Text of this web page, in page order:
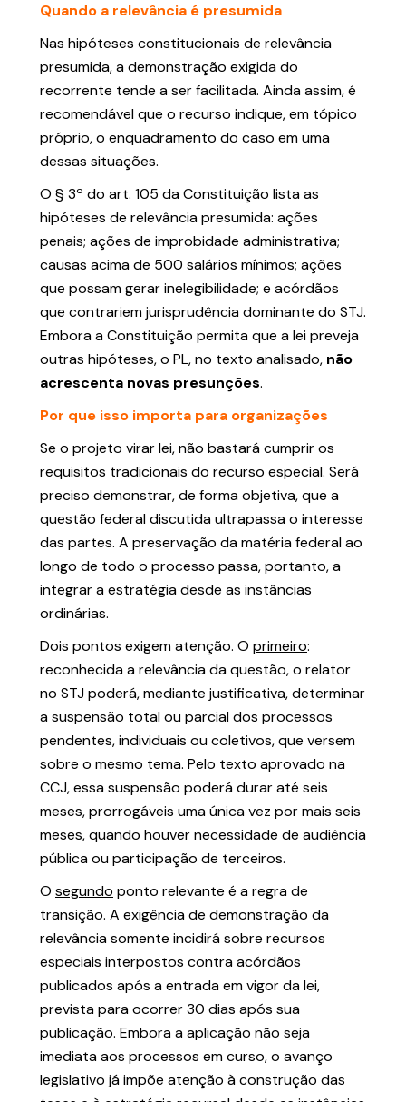
Quando a relevância é presumida
Nas hipóteses constitucionais de relevância
presumida, a demonstração exigida do
recorrente tende a ser facilitada. Ainda assim, é
recomendável que o recurso indique, em tópico
próprio, o enquadramento do caso em uma
dessas situações.
O § 3º do art. 105 da Constituição lista as
hipóteses de relevância presumida: ações
penais; ações de improbidade administrativa;
causas acima de 500 salários mínimos; ações
que possam gerar inelegibilidade; e acórdãos
que contrariem jurisprudência dominante do STJ.
Embora a Constituição permita que a lei preveja
outras hipóteses, o PL, no texto analisado, não
acrescenta novas presunções.
Por que isso importa para organizações
Se o projeto virar lei, não bastará cumprir os
requisitos tradicionais do recurso especial. Será
preciso demonstrar, de forma objetiva, que a
questão federal discutida ultrapassa o interesse
das partes. A preservação da matéria federal ao
longo de todo o processo passa, portanto, a
integrar a estratégia desde as instâncias
ordinárias.
Dois pontos exigem atenção. O primeiro:
reconhecida a relevância da questão, o relator
no STJ poderá, mediante justificativa, determinar
a suspensão total ou parcial dos processos
pendentes, individuais ou coletivos, que versem
sobre o mesmo tema. Pelo texto aprovado na
CCJ, essa suspensão poderá durar até seis
meses, prorrogáveis uma única vez por mais seis
meses, quando houver necessidade de audiência
pública ou participação de terceiros.
O segundo ponto relevante é a regra de
transição. A exigência de demonstração da
relevância somente incidirá sobre recursos
especiais interpostos contra acórdãos
publicados após a entrada em vigor da lei,
prevista para ocorrer 30 dias após sua
publicação. Embora a aplicação não seja
imediata aos processos em curso, o avanço
legislativo já impõe atenção à construção das